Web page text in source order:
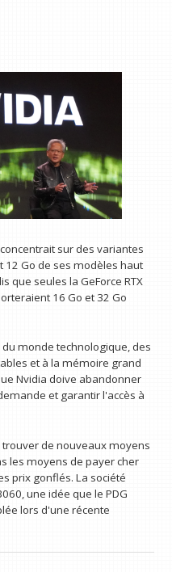
sur des variantes
12 Go de ses modèles haut
que seules la GeForce RTX
16 Go et 32 ​​Go
monde technologique, des
et à la mémoire grand
Nvidia doive abandonner
et garantir l'accès à
de nouveaux moyens
les moyens de payer cher
prix gonflés. La société
une idée que le PDG
lors d'une récente